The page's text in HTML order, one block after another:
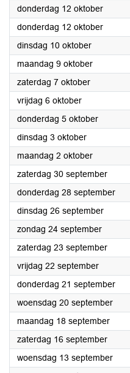
donderdag 12 oktober2023
donderdag 12 oktober2023
dinsdag 10 oktober2023
maandag 9 oktober2023
zaterdag 7 oktober2023
vrijdag 6 oktober2023
donderdag 5 oktober2023
dinsdag 3 oktober2023
maandag 2 oktober2023
zaterdag 30 september2023
donderdag 28 september2023
dinsdag 26 september2023
zondag 24 september2023
zaterdag 23 september2023
vrijdag 22 september2023
donderdag 21 september2023
woensdag 20 september2023
maandag 18 september2023
zaterdag 16 september2023
woensdag 13 september2023